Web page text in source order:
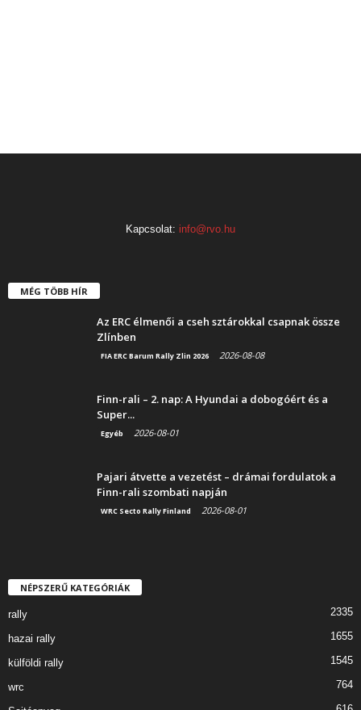
Kapcsolat: info@rvo.hu
MÉG TÖBB HÍR
Az ERC élmenői a cseh sztárokkal csapnak össze
Zlínben
FIA ERC Barum Rally Zlin 2026 2026-08-08
Finn-rali – 2. nap: A Hyundai a dobogóért és a
Super...
Egyéb 2026-08-01
Pajari átvette a vezetést – drámai fordulatok a
Finn-rali szombati napján
WRC Secto Rally Finland 2026-08-01
NÉPSZERŰ KATEGÓRIÁK
rally 2335
hazai rally 1655
külföldi rally 1545
wrc 764